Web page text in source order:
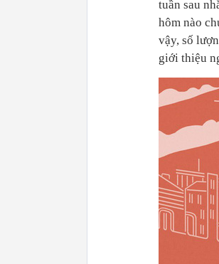
tuần sau
hôm nào
vậy, số
giới thiệu